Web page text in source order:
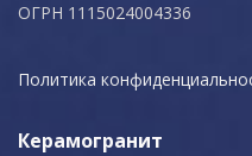
ОГРН 1115024004336
Политика
Керамогранит